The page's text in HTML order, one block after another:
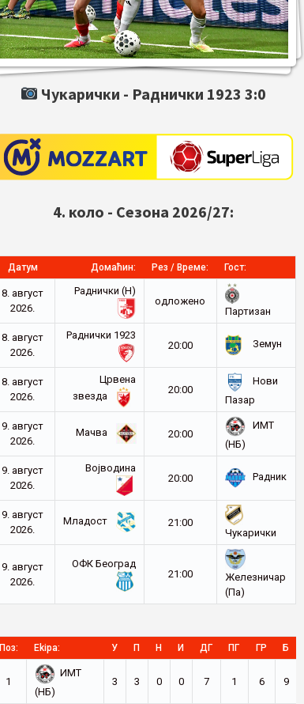
Чукарички - Раднички 1923 3:0
4. коло - Сезона 2026/27:
Датум Домаћин: Рез / Време: Гост:
8. август
2026.
Раднички (Н)
oдложено
Партизан
8. август
2026.
Раднички 1923
20:00
Земун
8. август
2026.
Црвена
звезда
20:00
Нови
Пазар
9. август
2026.
Мачва 20:00
ИМТ
(НБ)
9. август
2026.
Војводина
20:00
Радник
9. август
2026.
Младост
21:00
Чукарички
9. август
2026.
ОФК Београд
21:00
Железничар
(Па)
Поз: Ekipa: У П Н И ДГ ПГ ГР Б
1
ИМТ
(НБ)
3 3 0 0 7 1 6 9